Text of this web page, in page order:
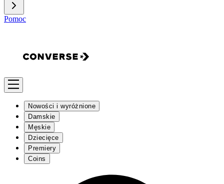
Pomoc
Nowości i wyróżnione
Damskie
Męskie
Dziecięce
Premiery
Coins